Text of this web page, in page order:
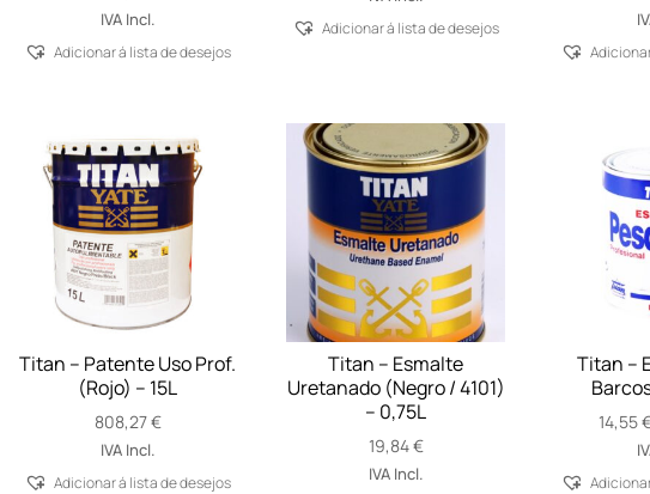
IVA Incl.
Adicionar á lista de desejos
Adicionar á lista de desejos
Titan – Patente Uso Prof.
(Rojo) – 15L
808,27€
IVA Incl.
Adicionar á lista de desejos
Titan – Esmalte
Uretanado (Negro / 4101)
– 0,75L
19,84€
IVA Incl.
Titan –
14,55